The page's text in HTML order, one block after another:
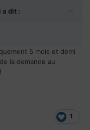
a dit :
5 mois et demi
la demande au
1